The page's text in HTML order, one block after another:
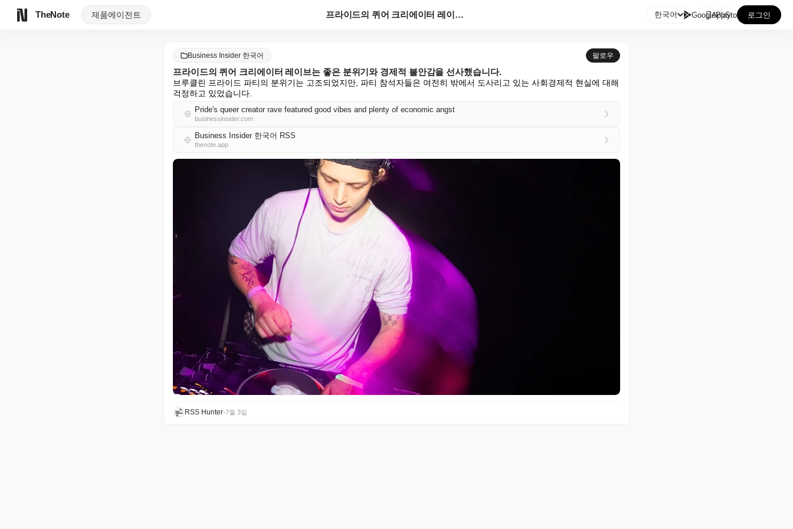
TheNote 제품에이전트 프라이드의 퀴어 크리에이터 레이브는 좋은 분위기와 경제... 한국어 GooglePlay
AppStore 로그인
Business Insider 한국어 팔로우
프라이드의 퀴어 크리에이터 레이브는 좋은 분위기와 경제적 불안감을 선사했습니다.
브루클린 프라이드 파티의 분위기는 고조되었지만, 파티 참석자들은 여전히 밖에서 도사리고 있는 사회경제적 현실에 대해
걱정하고 있었습니다.
Pride's queer creator rave featured good vibes and plenty of economic angst
businessinsider.com
Business Insider 한국어 RSS
thenote.app
RSS Hunter•7월 3일